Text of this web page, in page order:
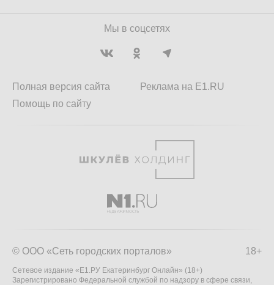
Мы в соцсетях
Полная версия сайта
Помощь по сайту
Реклама на E1.RU
18+
© ООО «Сеть городских порталов»
Сетевое издание «Е1.РУ Екатеринбург Онлайн» (18+)
Зарегистрировано Федеральной службой по надзору в сфере связи,